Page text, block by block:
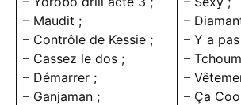
– Maudit ;
– Contrôle de Kessie ;
– Cassez le dos ;
– Démarrer ;
– Ganjaman ;
–
– Y a
–
–
– Ça